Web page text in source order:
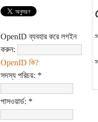
OpenID ব্যবহার করে লগইন
করুন:
OpenID কি?
সদস্য পরিচয়: *
পাসওয়ার্ড: *